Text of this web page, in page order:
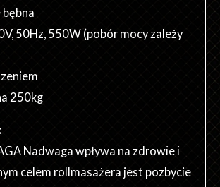
50Hz, 550W (pobór mocy zależy
250kg
Nadwaga wpływa na zdrowie i
celem rollmasażera jest pozbycie